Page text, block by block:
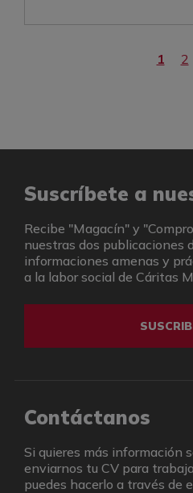
1 2
Suscríbete a
Recibe "Magacín" y
nuestras dos publicaciones
informaciones amenas y
a la labor social de Cáritas
Contáctanos
Si quieres más información
enviarnos tu CV para
puedes hacerlo a través de